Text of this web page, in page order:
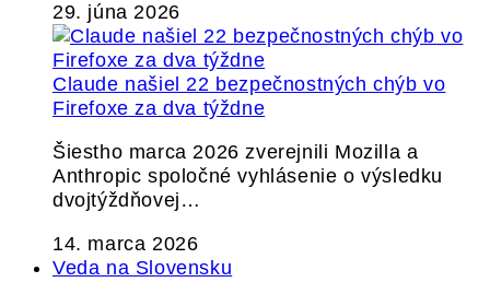
29. júna 2026
Claude našiel 22 bezpečnostných chýb vo
Firefoxe za dva týždne
Šiestho marca 2026 zverejnili Mozilla a
Anthropic spoločné vyhlásenie o výsledku
dvojtýždňovej…
14. marca 2026
Veda na Slovensku